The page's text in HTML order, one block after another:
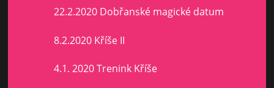
22.2.2020 Dobřanské magické datum
8.2.2020 Kříše II
4.1. 2020 Trenink Kříše